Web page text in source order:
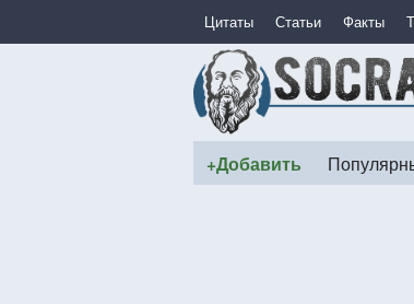
Цитаты Статьи Факты
+Добавить